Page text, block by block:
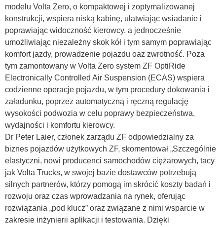
modelu Volta Zero, o kompaktowej i zoptymalizowanej
konstrukcji, wspiera niską kabinę, ułatwiając wsiadanie i
poprawiając widoczność kierowcy, a jednocześnie
umożliwiając niezależny skok kół i tym samym poprawiając
komfort jazdy, prowadzenie pojazdu oaz zwrotność. Poza
tym zamontowany w Volta Zero system ZF OptiRide
Electronically Controlled Air Suspension (ECAS) wspiera
codzienne operacje pojazdu, w tym procedury dokowania i
załadunku, poprzez automatyczną i ręczną regulację
wysokości podwozia w celu poprawy bezpieczeństwa,
wydajności i komfortu kierowcy.
Dr Peter Laier, członek zarządu ZF odpowiedzialny za
biznes pojazdów użytkowych ZF, skomentował „Szczególnie
elastyczni, nowi producenci samochodów ciężarowych, tacy
jak Volta Trucks, w swojej bazie dostawców potrzebują
silnych partnerów, którzy pomogą im skrócić koszty badań i
rozwoju oraz czas wprowadzania na rynek, oferując
rozwiązania „pod klucz” oraz związane z nimi wsparcie w
zakresie inżynierii aplikacji i testowania. Dzięki